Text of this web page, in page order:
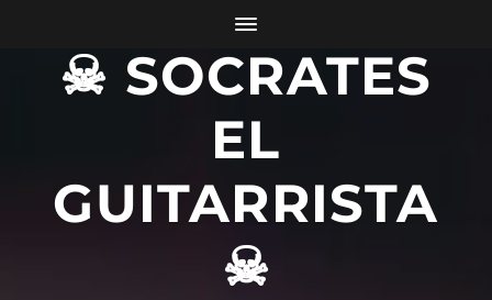
☠ SOCRATES
EL
GUITARRISTA
☠